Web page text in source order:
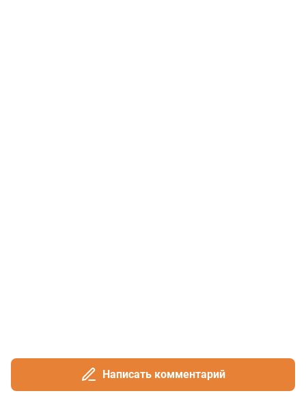
Написать комментарий